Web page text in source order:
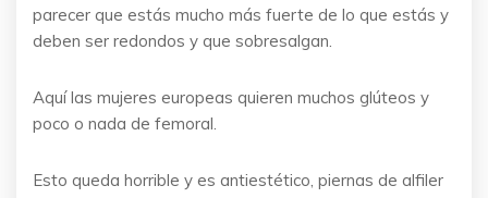
parecer que estás mucho más fuerte de lo que estás y
deben ser redondos y que sobresalgan.
Aquí las mujeres europeas quieren muchos glúteos y
poco o nada de femoral.
Esto queda horrible y es antiestético, piernas de alfiler